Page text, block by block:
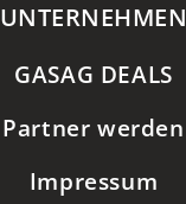
UNTERNEHMEN
GASAG DEALS
Partner werden
Impressum